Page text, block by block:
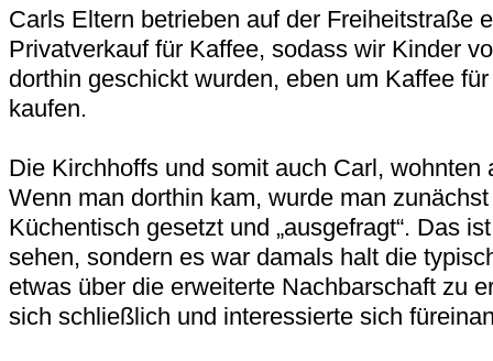
Carls Eltern betrieben auf der Freiheitstraße
Privatverkauf für Kaffee, sodass wir Kinder
dorthin geschickt wurden, eben um Kaffee
kaufen.
Die Kirchhoffs und somit auch Carl, wohnten
Wenn man dorthin kam, wurde man
Küchentisch gesetzt und „ausgefragt“. Das
sehen, sondern es war damals halt die
etwas über die erweiterte Nachbarschaft zu
sich schließlich und interessierte sich